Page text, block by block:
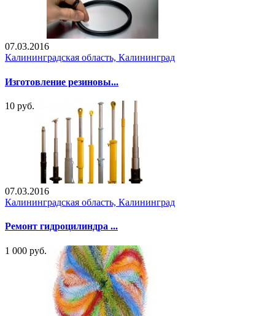
07.03.2016
Калининградская область, Калининград
Изготовление резиновы...
10 руб.
07.03.2016
Калининградская область, Калининград
Ремонт гидроцилиндра ...
1 000 руб.